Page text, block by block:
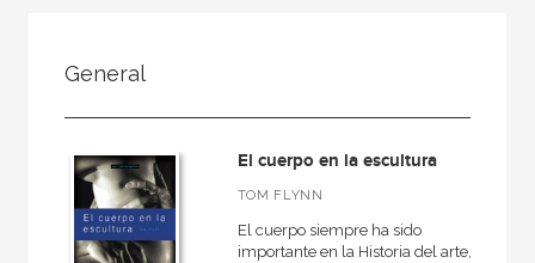
Ciencias humanas y sociales
Arte
General
General
El cuerpo en la escultura
TOM FLYNN
El cuerpo siempre ha sido
importante en la Historia del arte,